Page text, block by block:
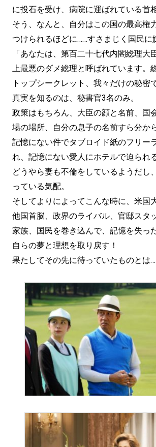
に投石を受け、病院に運ばれている首相
そう、なんと、自分はこの国の最高権
つけられるほどに……すさまじく国民に
「あなたは、第百二十七代内閣総理大
上最悪のダメ総理と呼ばれています。
トップシークレット、我々だけの秘密
真実を知るのは、秘書官3名のみ。
政策はもちろん、大臣の顔と名前、国
場の場所、自分の息子の名前すら分か
記憶にない件でタブロイド紙のフリー
れ、記憶にない愛人にホテルで迫られる
どうやら妻も不倫をしているようだし
っている気配。
そしてよりによってこんな時に、米国
他国首脳、政界のライバル、官邸スタ
家族、国民を巻き込んで、記憶を失っ
自らの夢と理想を取り戻す！
果たしてその先に待っていたものとは